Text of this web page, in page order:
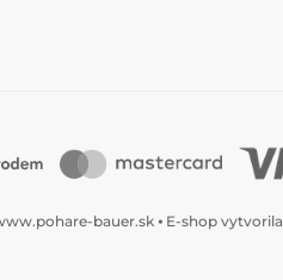
bauer.sk ⦁ E-shop vytvorila